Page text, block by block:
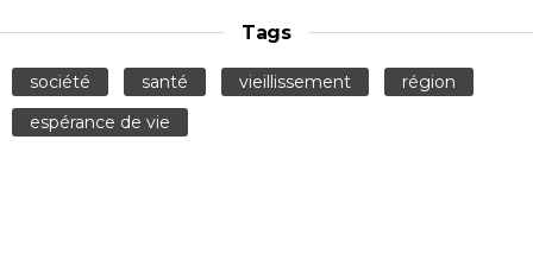
Tags
société santé vieillissement
région
espérance de vie